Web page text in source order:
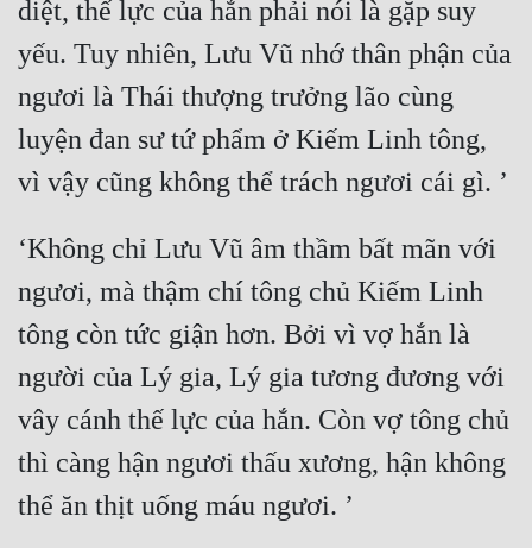
Quân Sự
Sảng Văn
Sủng
Tiên Hiệp
Tiểu Thuyết
Trinh Thám
Triều Đấu
Trọng Sinh
diệt, thế lực của hắn phải nói là gặp suy
yếu. Tuy nhiên, Lưu Vũ nhớ thân phận của
ngươi là Thái thượng trưởng lão cùng
luyện đan sư tứ phẩm ở Kiếm Linh tông,
‘Không chỉ Lưu Vũ âm thầm bất mãn với
ngươi, mà thậm chí tông chủ Kiếm Linh
tông còn tức giận hơn. Bởi vì vợ hắn là
người của Lý gia, Lý gia tương đương với
vây cánh thế lực của hắn. Còn vợ tông chủ
thì càng hận ngươi thấu xương, hận không